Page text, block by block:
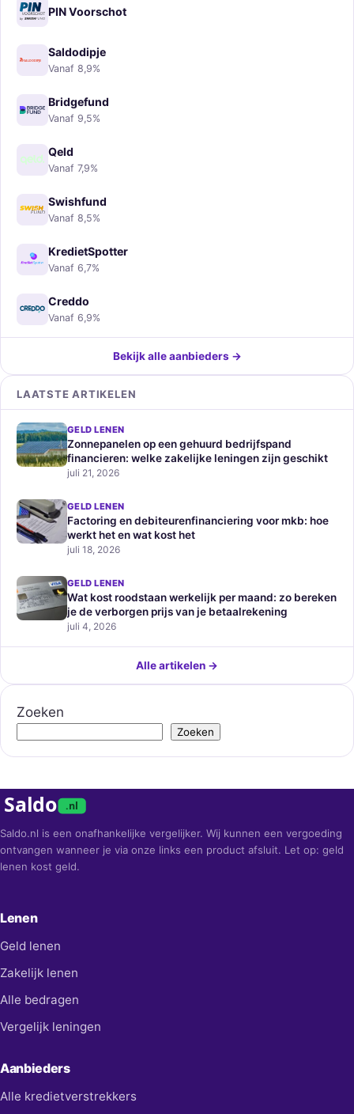
PIN Voorschot
Saldodipje
Vanaf 8,9%
Bridgefund
Vanaf 9,5%
Qeld
Vanaf 7,9%
Swishfund
Vanaf 8,5%
KredietSpotter
Vanaf 6,7%
Creddo
Vanaf 6,9%
Bekijk alle aanbieders →
LAATSTE ARTIKELEN
GELD LENEN
Zonnepanelen op een gehuurd bedrijfspand
financieren: welke zakelijke leningen zijn geschikt
juli 21, 2026
GELD LENEN
Factoring en debiteurenfinanciering voor mkb: hoe
werkt het en wat kost het
juli 18, 2026
GELD LENEN
Wat kost roodstaan werkelijk per maand: zo bereken
je de verborgen prijs van je betaalrekening
juli 4, 2026
Alle artikelen →
Zoeken
Zoeken
Saldo .nl
Saldo.nl is een onafhankelijke vergelijker. Wij kunnen een vergoeding
ontvangen wanneer je via onze links een product afsluit. Let op: geld
lenen kost geld.
Lenen
Geld lenen
Zakelijk lenen
Alle bedragen
Vergelijk leningen
Aanbieders
Alle kredietverstrekkers